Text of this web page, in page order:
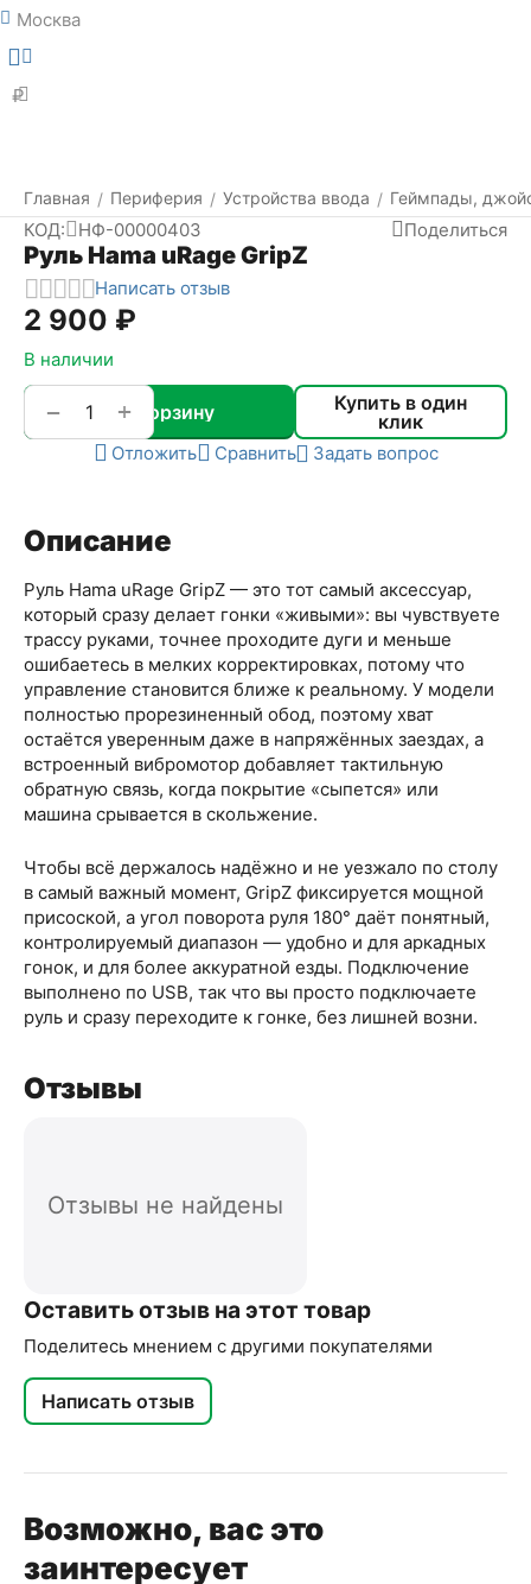
Москва
₽
Главная / Периферия / Устройства ввода / Геймпады,
КОД: НФ-00000403 Поделиться
Руль Hama uRage GripZ
Написать отзыв
2 900 ₽
В наличии
+
− В корзину
Купить в один
клик
Отложить Сравнить Задать вопрос
Описание
Руль Hama uRage GripZ — это тот самый аксессуар,
который сразу делает гонки «живыми»: вы чувствуете
трассу руками, точнее проходите дуги и меньше
ошибаетесь в мелких корректировках, потому что
управление становится ближе к реальному. У модели
полностью прорезиненный обод, поэтому хват
остаётся уверенным даже в напряжённых заездах, а
встроенный вибромотор добавляет тактильную
обратную связь, когда покрытие «сыпется» или
машина срывается в скольжение.
Чтобы всё держалось надёжно и не уезжало по столу
в самый важный момент, GripZ фиксируется мощной
присоской, а угол поворота руля 180° даёт понятный,
контролируемый диапазон — удобно и для аркадных
гонок, и для более аккуратной езды. Подключение
выполнено по USB, так что вы просто подключаете
руль и сразу переходите к гонке, без лишней возни.
Отзывы
Отзывы не найдены
Оставить отзыв на этот товар
Поделитесь мнением с другими покупателями
Написать отзыв
Возможно, вас это
заинтересует